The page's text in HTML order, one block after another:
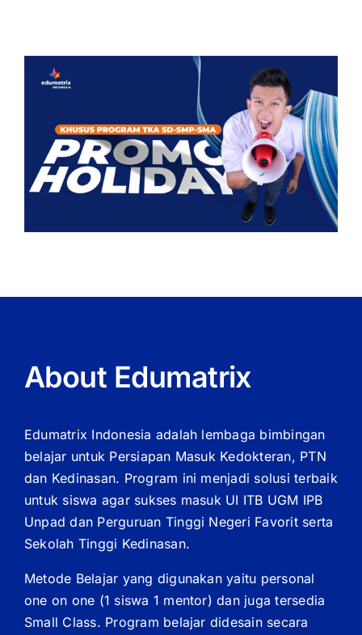
About Edumatrix
Edumatrix Indonesia adalah lembaga bimbingan
belajar untuk Persiapan Masuk Kedokteran, PTN
dan Kedinasan. Program ini menjadi solusi terbaik
untuk siswa agar sukses masuk UI ITB UGM IPB
Unpad dan Perguruan Tinggi Negeri Favorit serta
Sekolah Tinggi Kedinasan.
Metode Belajar yang digunakan yaitu personal
one on one (1 siswa 1 mentor) dan juga tersedia
Small Class. Program belajar didesain secara